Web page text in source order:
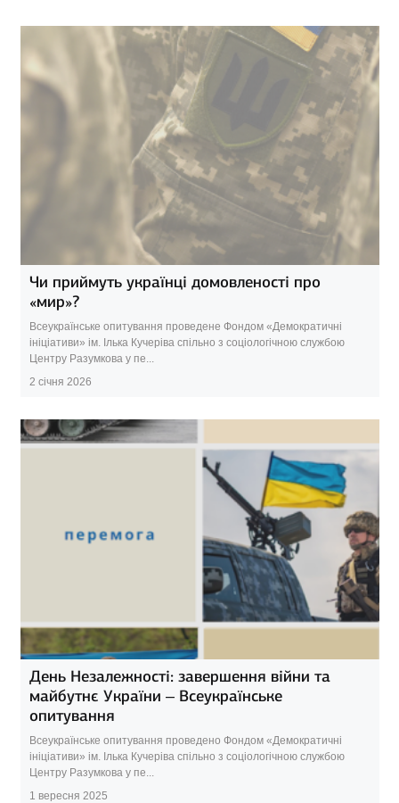
Чи приймуть українці домовленості про
«мир»?
Всеукраїнське опитування проведене Фондом «Демократичні
ініціативи» ім. Ілька Кучеріва спільно з соціологічною службою
Центру Разумкова у пе...
2 січня 2026
День Незалежності: завершення війни та
майбутнє України – Всеукраїнське
опитування
Всеукраїнське опитування проведено Фондом «Демократичні
ініціативи» ім. Ілька Кучеріва спільно з соціологічною службою
Центру Разумкова у пе...
1 вересня 2025